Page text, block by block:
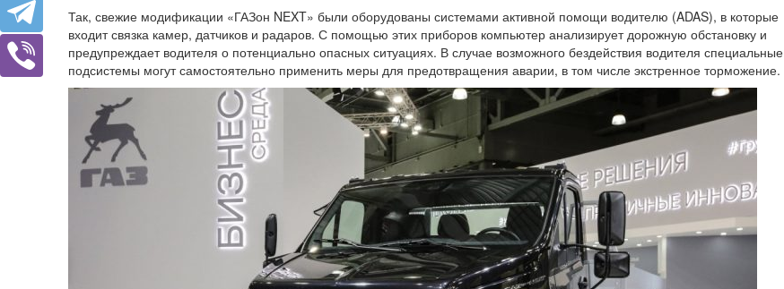
Так, свежие модификации «ГАЗон NEXT» были оборудованы системами активной помощи водителю (ADAS), в которые
входит связка камер, датчиков и радаров. С помощью этих приборов компьютер анализирует дорожную обстановку и
предупреждает водителя о потенциально опасных ситуациях. В случае возможного бездействия водителя специальные
подсистемы могут самостоятельно применить меры для предотвращения аварии, в том числе экстренное торможение.